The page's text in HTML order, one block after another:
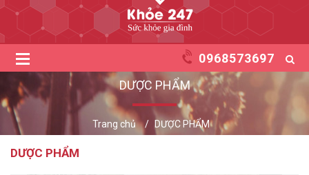
0968573697
DƯỢC PHẨM
Trang chủ DƯỢC PHẨM
DƯỢC PHẨM